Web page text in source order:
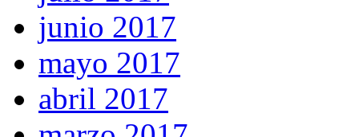
junio 2017
mayo 2017
abril 2017